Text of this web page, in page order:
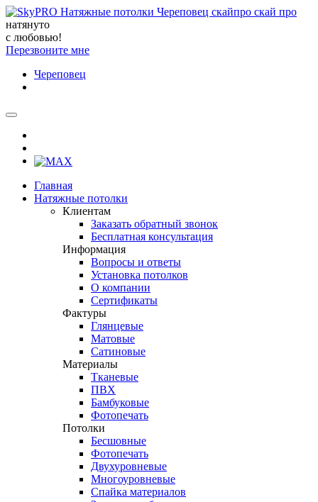
натянуто
с любовью!
Перезвоните мне
Череповец
Главная
Натяжные потолки
Клиентам
Заказать обратный звонок
Бесплатная консультация
Информация
Вопросы и ответы
Установка потолков
О компании
Сертификаты
Фактуры
Глянцевые
Матовые
Сатиновые
Материалы
Тканевые
ПВХ
Бамбуковые
Фотопечать
Потолки
Бесшовные
Фотопечать
Двухуровневые
Многоуровневые
Спайка материалов